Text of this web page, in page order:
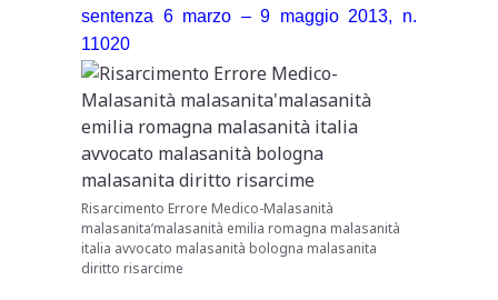
sentenza 6 marzo – 9 maggio 2013, n.
11020
Risarcimento Errore Medico-Malasanità
malasanita’malasanità emilia romagna malasanità
italia avvocato malasanità bologna malasanita
diritto risarcime